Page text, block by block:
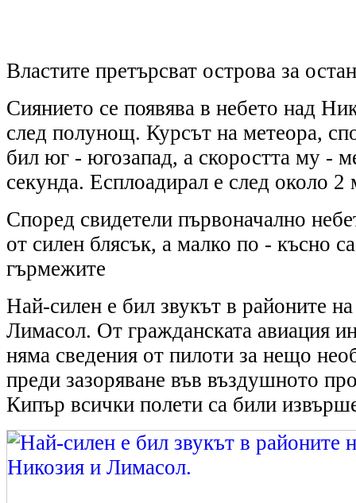
Властите претърсват острова за
Сиянието се появява в небето над
след полунощ. Курсът на метеора,
бил юг - югозапад, а скоростта му -
секунда. Есплоадирал е след около
Според свидетели първоначално
от силен блясък, а малко по - късно
гърмежите
Най-силен е бил звукът в районите
Лимасол. От гражданската авиация
няма сведения от пилоти за нещо
преди зазоряване във въздушното
Кипър всички полети са били